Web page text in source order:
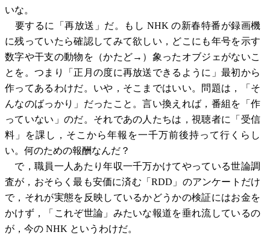
いな。
要するに「再放送」だ。もし NHK の新春特番が録画機
に残っていたら確認してみて欲しい，どこにも年号を示す
数字や干支の動物を（かたど→）象ったオブジェがないこ
とを。つまり「正月の度に再放送できるように」最初から
作ってあるわけだ。いや，そこまではいい。問題は，「そ
んなのばっかり」だったこと。言い換えれば，番組を「作
っていない」のだ。それであの人たちは，視聴者に「受信
料」を課し，そこから年報を一千万前後持って行くらし
い。何のための報酬なんだ？
で，職員一人あたり年収一千万かけてやっている世論調
査が，おそらく最も安価に済む「RDD」のアンケートだけ
で，それが実態を反映しているかどうかの検証にはお金を
かけず，「これぞ世論」みたいな報道を垂れ流しているの
が，今の NHK というわけだ。